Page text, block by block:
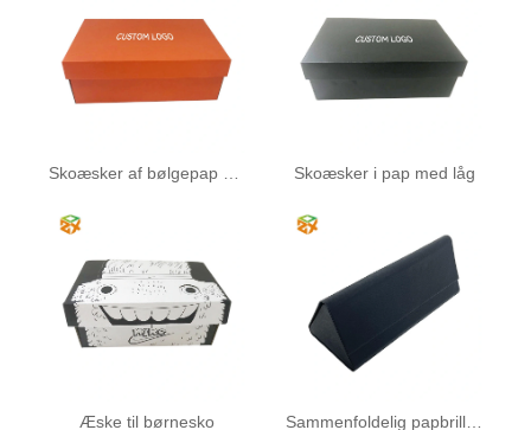
Skoæsker i pap med låg
Æske til børnesko